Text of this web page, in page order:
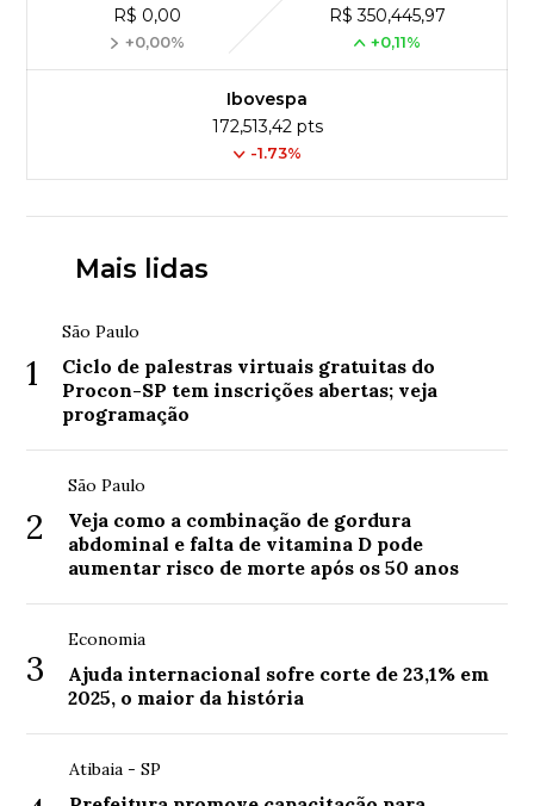
R$ 0,00
+0,00%
R$ 350,445,97
+0,11%
Ibovespa
172,513,42 pts
-1.73%
Mais lidas
1
São Paulo
Ciclo de palestras virtuais gratuitas do
Procon-SP tem inscrições abertas; veja
programação
2
São Paulo
Veja como a combinação de gordura
abdominal e falta de vitamina D pode
aumentar risco de morte após os 50 anos
3
Economia
Ajuda internacional sofre corte de 23,1% em
2025, o maior da história
Atibaia - SP